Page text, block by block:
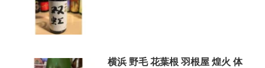
横浜 野毛 花葉根 羽根屋 煌火 体